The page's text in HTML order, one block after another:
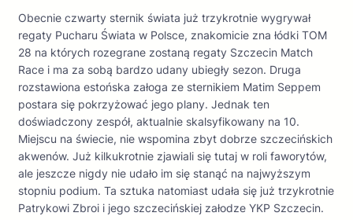
Obecnie czwarty sternik świata już trzykrotnie wygrywał
regaty Pucharu Świata w Polsce, znakomicie zna łódki TOM
28 na których rozegrane zostaną regaty Szczecin Match
Race i ma za sobą bardzo udany ubiegły sezon. Druga
rozstawiona estońska załoga ze sternikiem Matim Seppem
postara się pokrzyżować jego plany. Jednak ten
doświadczony zespół, aktualnie skalsyfikowany na 10.
Miejscu na świecie, nie wspomina zbyt dobrze szczecińskich
akwenów. Już kilkukrotnie zjawiali się tutaj w roli faworytów,
ale jeszcze nigdy nie udało im się stanąć na najwyższym
stopniu podium. Ta sztuka natomiast udała się już trzykrotnie
Patrykowi Zbroi i jego szczecińskiej załodze YKP Szczecin.